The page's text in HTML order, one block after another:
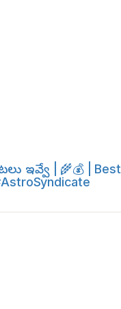
ఇవ్వే | 🌾💰 | Best